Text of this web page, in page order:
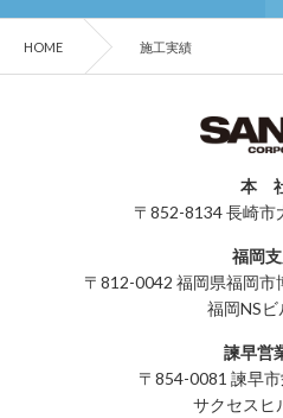
HOME 施工実績
本
〒852-8134 長崎市
福岡
〒812-0042 福岡県福岡
福岡NS
諫早営
〒854-0081 諫早
サクセスヒ